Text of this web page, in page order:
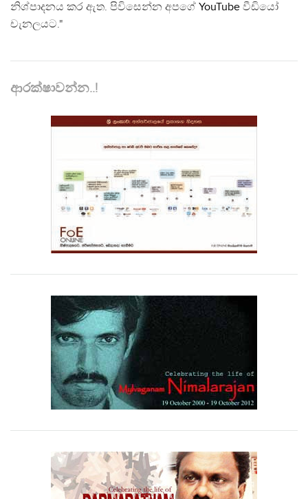
නිශ්පාදනය කර ඇත. පිවිසෙන්න අපගේ YouTube වීඩියෝ
චැනලයට."
ආරක්ෂාවන්න..!